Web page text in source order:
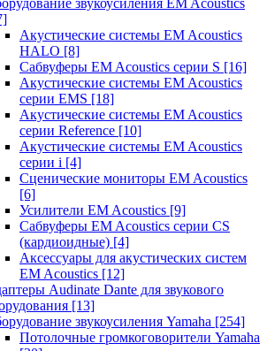
звукоусиления EM Acoustics
Акустические системы EM Acoustics
HALO [8]
Сабвуферы EM Acoustics серии S [16]
Акустические системы EM Acoustics
серии EMS [18]
Акустические системы EM Acoustics
серии Reference [10]
Акустические системы EM Acoustics
серии i [4]
Сценические мониторы EM Acoustics
[6]
Усилители EM Acoustics [9]
Сабвуферы EM Acoustics серии CS
(кардиоидные) [4]
Аксессуары для акустических систем
EM Acoustics [12]
Audinate Dante для звукового
[13]
звукоусиления Yamaha [254]
Потолочные громкоговорители Yamaha